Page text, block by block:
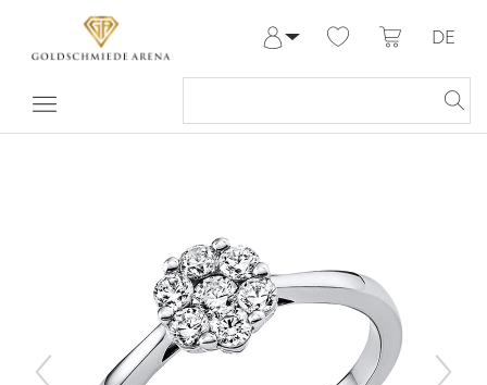
Meine Bestellungen
DE